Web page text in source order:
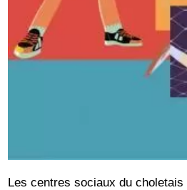
Les centres sociaux du